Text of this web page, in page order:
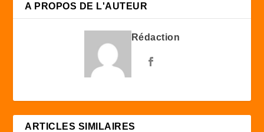
A PROPOS DE L'AUTEUR
Rédaction
ARTICLES SIMILAIRES